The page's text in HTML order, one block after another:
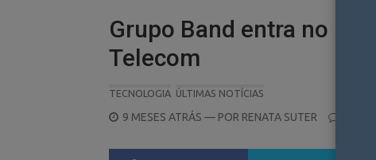
Grupo Band entra no
Telecom
TECNOLOGIA ÚLTIMAS NOTÍCIAS
POSTED
9 MESES ATRÁS — POR RENATA SUTER